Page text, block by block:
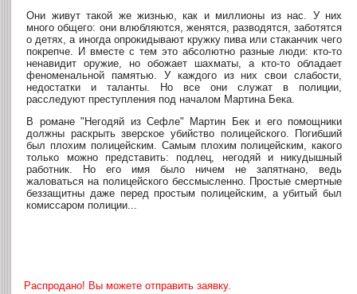
Они живут такой же жизнью, как и миллионы из нас. У них
много общего: они влюбляются, женятся, разводятся, заботятся
о детях, а иногда опрокидывают кружку пива или стаканчик чего
покрепче. И вместе с тем это абсолютно разные люди: кто-то
ненавидит оружие, но обожает шахматы, а кто-то обладает
феноменальной памятью. У каждого из них свои слабости,
недостатки и таланты. Но все они служат в полиции,
расследуют преступления под началом Мартина Бека.
В романе "Негодяй из Сефле" Мартин Бек и его помощники
должны раскрыть зверское убийство полицейского. Погибший
был плохим полицейским. Самым плохим полицейским, какого
только можно представить: подлец, негодяй и никудышный
работник. Но его имя было ничем не запятнано, ведь
жаловаться на полицейского бессмысленно. Простые смертные
беззащитны даже перед простым полицейским, а убитый был
комиссаром полиции...
Распродано! Вы можете отправить заявку.